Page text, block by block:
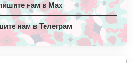
нам в Max
нам в Телеграм